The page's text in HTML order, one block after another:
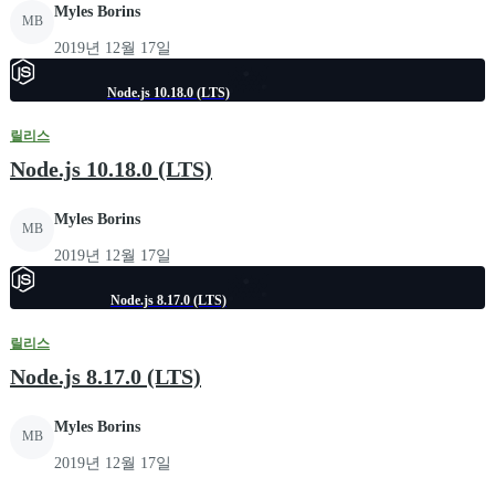
MB
Myles Borins
2019년 12월 17일
Node.js 10.18.0 (LTS)
릴리스
Node.js 10.18.0 (LTS)
MB
Myles Borins
2019년 12월 17일
Node.js 8.17.0 (LTS)
릴리스
Node.js 8.17.0 (LTS)
MB
Myles Borins
2019년 12월 17일